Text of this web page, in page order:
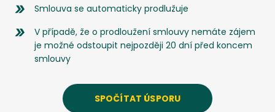
Smlouva se automaticky prodlužuje
V případě, že o prodloužení smlouvy nemáte zájem
je možné odstoupit nejpozději 20 dní před koncem
smlouvy
SPOČÍTAT ÚSPORU